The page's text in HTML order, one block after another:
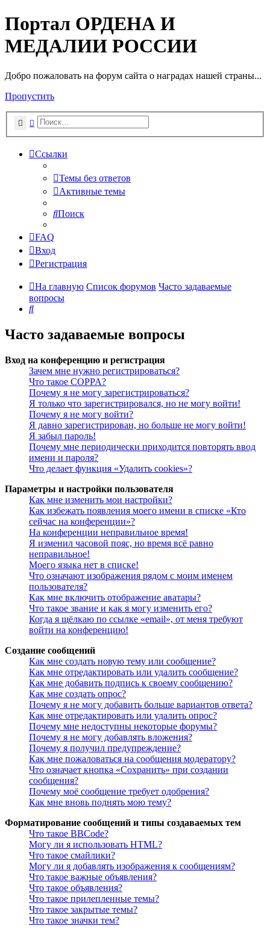
Портал ОРДЕНА И
МЕДАЛИИ РОССИИ
Добро пожаловать на форум сайта о наградах нашей страны...
Пропустить
ПоискРасширенный поиск
Ссылки
Темы без ответов
Активные темы
Поиск
FAQ
Вход
Регистрация
На главную Список форумов Часто задаваемые
вопросы
Поиск
Часто задаваемые вопросы
Вход на конференцию и регистрация
Зачем мне нужно регистрироваться?
Что такое COPPA?
Почему я не могу зарегистрироваться?
Я только что зарегистрировался, но не могу войти!
Почему я не могу войти?
Я давно зарегистрирован, но больше не могу войти!
Я забыл пароль!
Почему мне периодически приходится повторять ввод
имени и пароля?
Что делает функция «Удалить cookies»?
Параметры и настройки пользователя
Как мне изменить мои настройки?
Как избежать появления моего имени в списке «Кто
сейчас на конференции»?
На конференции неправильное время!
Я изменил часовой пояс, но время всё равно
неправильное!
Моего языка нет в списке!
Что означают изображения рядом с моим именем
пользователя?
Как мне включить отображение аватары?
Что такое звание и как я могу изменить его?
Когда я щёлкаю по ссылке «email», от меня требуют
войти на конференцию!
Создание сообщений
Как мне создать новую тему или сообщение?
Как мне отредактировать или удалить сообщение?
Как мне добавить подпись к своему сообщению?
Как мне создать опрос?
Почему я не могу добавить больше вариантов ответа?
Как мне отредактировать или удалить опрос?
Почему мне недоступны некоторые форумы?
Почему я не могу добавлять вложения?
Почему я получил предупреждение?
Как мне пожаловаться на сообщения модератору?
Что означает кнопка «Сохранить» при создании
сообщения?
Почему моё сообщение требует одобрения?
Как мне вновь поднять мою тему?
Форматирование сообщений и типы создаваемых тем
Что такое BBCode?
Могу ли я использовать HTML?
Что такое смайлики?
Могу ли я добавлять изображения к сообщениям?
Что такое важные объявления?
Что такое объявления?
Что такое прилепленные темы?
Что такое закрытые темы?
Что такое значки тем?